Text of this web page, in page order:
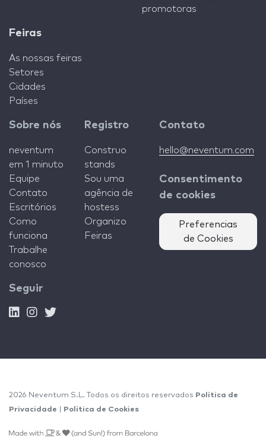
promotoras
Feiras
As nossas feiras
Setores
Cidades
Países
Sobre nós
neventum
em 1 minuto
Equipe
Contato
Escritórios
Como
funciona
Trabalhe
conosco
Registro
Construo
stands
Sou uma
agência de
hostess
Organizo
Feiras
Contato
hello@neventum.com
Consentimento
de cookies
Preferencias
de Cookies
Seguir
2026 Neventum S.L. Todos os direitos reservados Política de
Privacidade
Política de Cookies